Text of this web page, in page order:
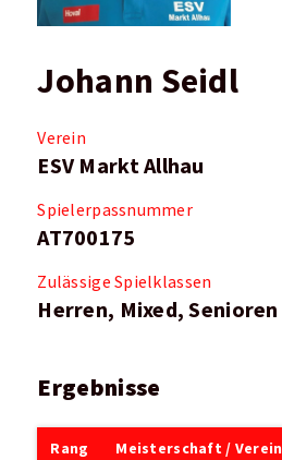
Johann Seidl
Verein
ESV Markt Allhau
Spielerpassnummer
AT700175
Zulässige Spielklassen
Herren, Mixed, Senioren
Ergebnisse
Rang Meisterschaft / Verein